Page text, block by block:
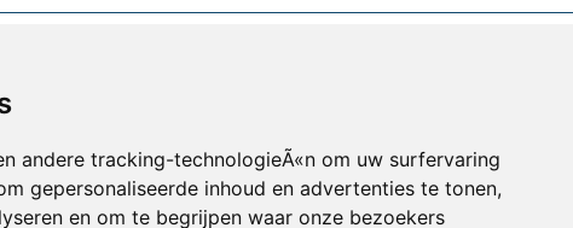
andere tracking-technologieÃ«n om uw surfervaring
gepersonaliseerde inhoud en advertenties te tonen,
en om te begrijpen waar onze bezoekers